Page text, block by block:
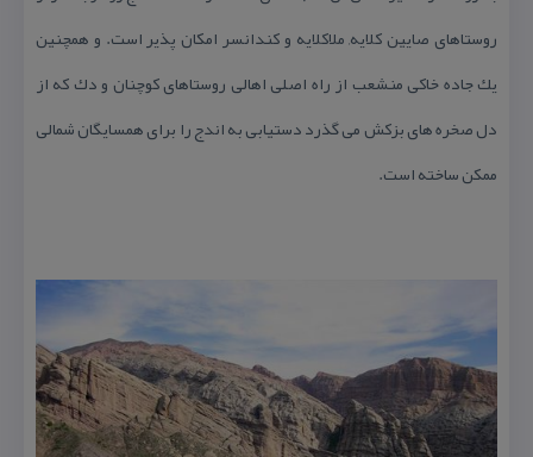
روستاهای صایین كلایه, ملاكلایه و كندانسر امكان پذیر است. و همچنین
یك جاده خاكی منشعب از راه اصلی اهالی روستاهای كوچنان و دك كه از
دل صخره های بزكش می گذرد دستیابی به اندج را برای همسایگان شمالی
ممكن ساخته است.